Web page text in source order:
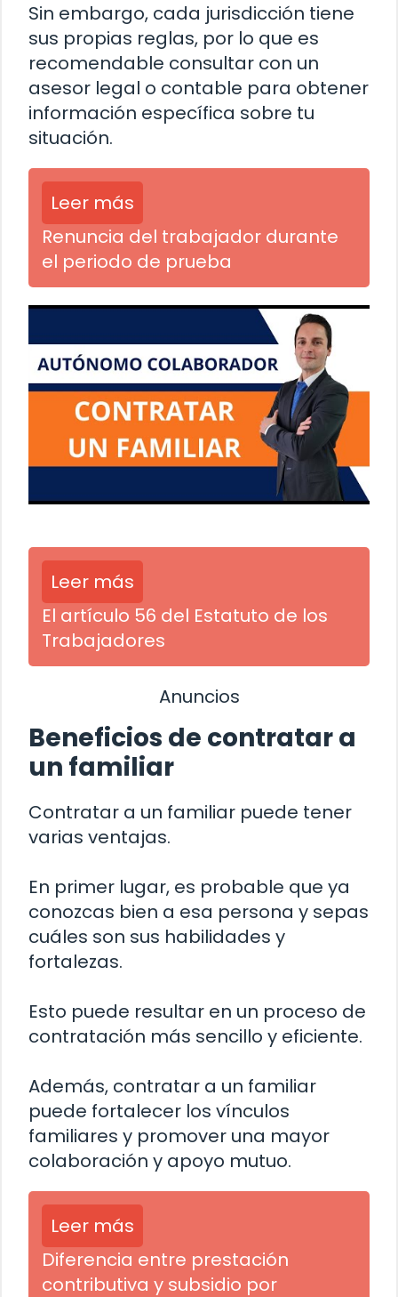
Sin embargo, cada jurisdicción tiene
sus propias reglas, por lo que es
recomendable consultar con un
asesor legal o contable para obtener
información específica sobre tu
situación.
Leer más
Renuncia del trabajador durante
el periodo de prueba
Leer más
El artículo 56 del Estatuto de los
Trabajadores
Anuncios
Beneficios de contratar a
un familiar
Contratar a un familiar puede tener
varias ventajas.
En primer lugar, es probable que ya
conozcas bien a esa persona y sepas
cuáles son sus habilidades y
fortalezas.
Esto puede resultar en un proceso de
contratación más sencillo y eficiente.
Además, contratar a un familiar
puede fortalecer los vínculos
familiares y promover una mayor
colaboración y apoyo mutuo.
Leer más
Diferencia entre prestación
contributiva y subsidio por